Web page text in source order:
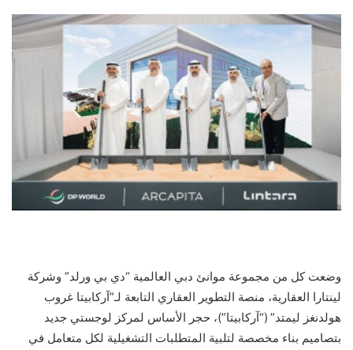
إلكترونيا
وضعت كل من مجموعة موانئ دبي العالمية “دي بي ورلد” وشركة
لينتارا العقارية، منصة التطوير العقاري التابعة لـ”آركابيتا غروب
هولدنغز ليمتد” (“آركابيتا”)، حجر الأساس لمركز لوجستي جديد
بتصاميم بناء مخصصة لتلبية المتطلبات التشغيلية لكل متعامل في